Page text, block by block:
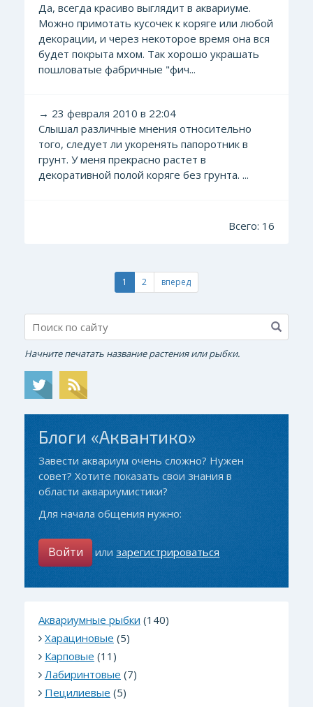
Да, всегда красиво выглядит в аквариуме.
Можно примотать кусочек к коряге или любой
декорации, и через некоторое время она вся
будет покрыта мхом. Так хорошо украшать
пошловатые фабричные "фич...
→ 23 февраля 2010 в 22:04
Слышал различные мнения относительно
того, следует ли укоренять папоротник в
грунт. У меня прекрасно растет в
декоративной полой коряге без грунта. ...
Всего: 16
1 2 вперед
Начните печатать название растения или рыбки.
Блоги «Аквантико»
Завести аквариум очень сложно? Нужен
совет? Хотите показать свои знания в
области аквариумистики?
Для начала общения нужно:
Войти илизарегистрироваться
Аквариумные рыбки (140)
Харациновые (5)
Карповые (11)
Лабиринтовые (7)
Пецилиевые (5)